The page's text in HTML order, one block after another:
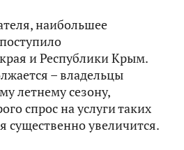
наибольшее
и Республики Крым.
– владельцы
летнему сезону,
спрос на услуги таких
существенно увеличится.